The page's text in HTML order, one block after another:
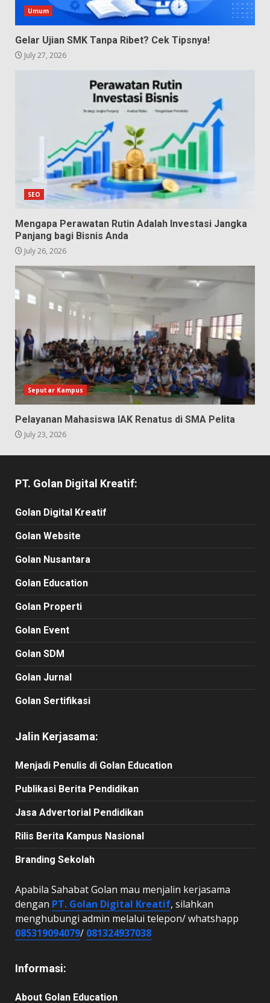
Umum
Gelar Ujian SMK Tanpa Ribet? Cek Tipsnya!
July 27, 2026
SEO
Mengapa Perawatan Rutin Adalah Investasi Jangka
Panjang bagi Bisnis Anda
July 26, 2026
Seputar Kampus
Pelayanan Mahasiswa IAK Renatus di SMA Pelita
July 23, 2026
PT. Golan Digital Kreatif:
Golan Digital Kreatif
Golan Website
Golan Nusantara
Golan Education
Golan Properti
Golan Event
Golan SDM
Golan Jurnal
Golan Sertifikasi
Jalin Kerjasama:
Menjadi Penulis di Golan Education
Publikasi Berita Pendidikan
Jasa Advertorial Pendidikan
Rilis Berita Kampus Nasional
Branding Sekolah
Apabila Sahabat Golan mau menjalin kerjasama
dengan PT. Golan Digital Kreatif, silahkan
menghubungi admin melalui telepon/ whatshapp
085319094079/ 081324937038
Informasi:
About Golan Education